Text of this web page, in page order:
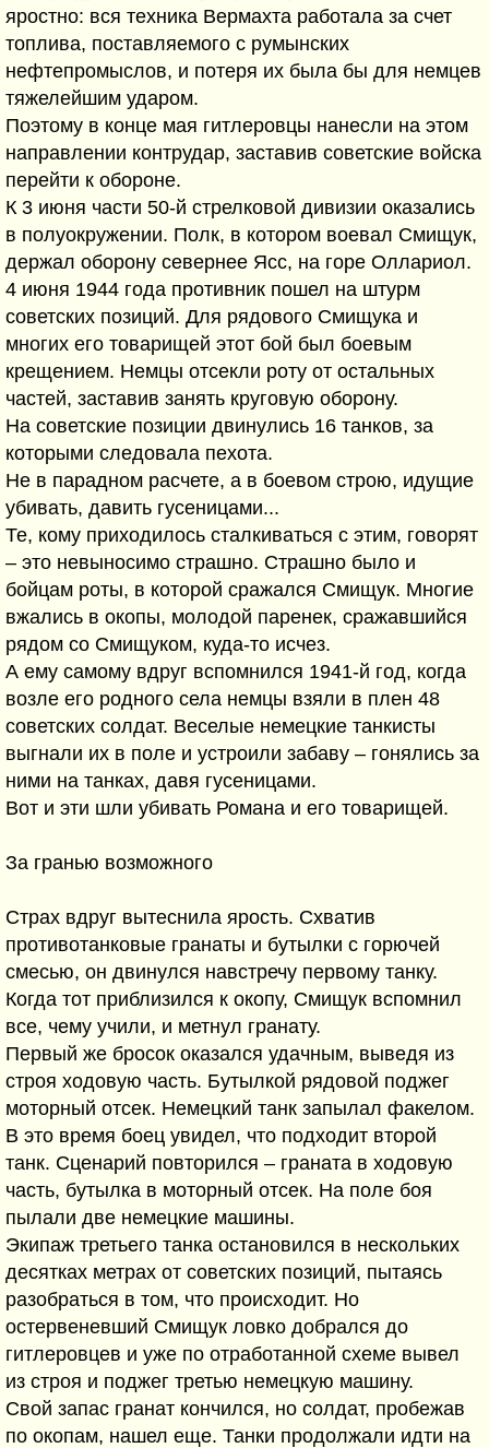
яростно: вся техника Вермахта работала за счет
топлива, поставляемого с румынских
нефтепромыслов, и потеря их была бы для немцев
тяжелейшим ударом.
Поэтому в конце мая гитлеровцы нанесли на этом
направлении контрудар, заставив советские войска
перейти к обороне.
К 3 июня части 50-й стрелковой дивизии оказались
в полуокружении. Полк, в котором воевал Смищук,
держал оборону севернее Ясс, на горе Оллариол.
4 июня 1944 года противник пошел на штурм
советских позиций. Для рядового Смищука и
многих его товарищей этот бой был боевым
крещением. Немцы отсекли роту от остальных
частей, заставив занять круговую оборону.
На советские позиции двинулись 16 танков, за
которыми следовала пехота.
Не в парадном расчете, а в боевом строю, идущие
убивать, давить гусеницами...
Те, кому приходилось сталкиваться с этим, говорят
– это невыносимо страшно. Страшно было и
бойцам роты, в которой сражался Смищук. Многие
вжались в окопы, молодой паренек, сражавшийся
рядом со Смищуком, куда-то исчез.
А ему самому вдруг вспомнился 1941-й год, когда
возле его родного села немцы взяли в плен 48
советских солдат. Веселые немецкие танкисты
выгнали их в поле и устроили забаву – гонялись за
ними на танках, давя гусеницами.
Вот и эти шли убивать Романа и его товарищей.
За гранью возможного
Страх вдруг вытеснила ярость. Схватив
противотанковые гранаты и бутылки с горючей
смесью, он двинулся навстречу первому танку.
Когда тот приблизился к окопу, Смищук вспомнил
все, чему учили, и метнул гранату.
Первый же бросок оказался удачным, выведя из
строя ходовую часть. Бутылкой рядовой поджег
моторный отсек. Немецкий танк запылал факелом.
В это время боец увидел, что подходит второй
танк. Сценарий повторился – граната в ходовую
часть, бутылка в моторный отсек. На поле боя
пылали две немецкие машины.
Экипаж третьего танка остановился в нескольких
десятках метрах от советских позиций, пытаясь
разобраться в том, что происходит. Но
остервеневший Смищук ловко добрался до
гитлеровцев и уже по отработанной схеме вывел
из строя и поджег третью немецкую машину.
Свой запас гранат кончился, но солдат, пробежав
по окопам, нашел еще. Танки продолжали идти на